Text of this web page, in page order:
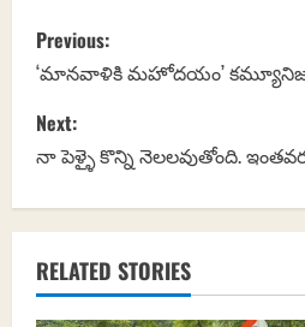
P
o
s
t
n
a
Previous:
‘మానవాళికి మహోదయం’
Next:
నా పెళ్ళై కొన్ని నెలలవుతోంది.
RELATED STORIES